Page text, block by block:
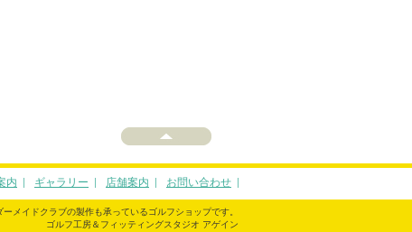
内 ギャラリー 店舗案内 お問い合わせ
メイドクラブの製作も承っているゴルフショップです。
ゴルフ工房＆フィッティングスタジオ アゲイン